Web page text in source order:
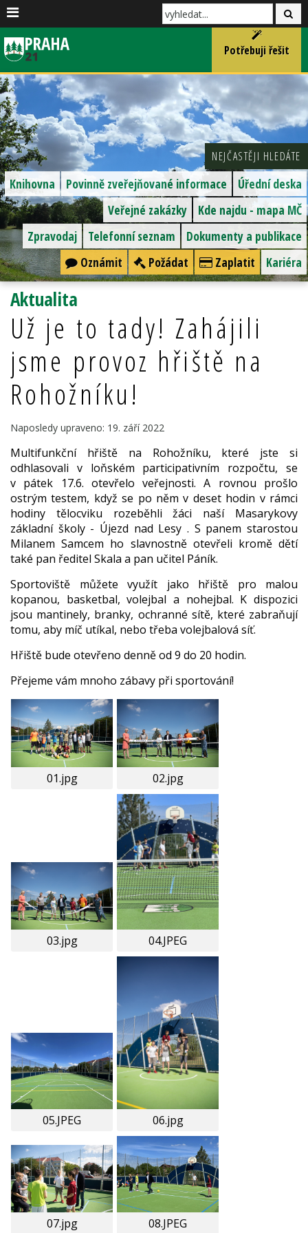
Potřebuji řešit
NEJČASTĚJI HLEDÁTE
Úřední deska
Povinně zveřejňované informace
Knihovna
Kde najdu - mapa MČ
Veřejné zakázky
Dokumenty a publikace
Telefonní seznam
Zpravodaj
Kariéra
Zaplatit
Požádat
Oznámit
Aktualita
Už je to tady! Zahájili
jsme provoz hřiště na
Rohožníku!
Naposledy upraveno: 19. září 2022
Multifunkční hřiště na Rohožníku, které jste si
odhlasovali v loňském participativním rozpočtu, se
v pátek 17.6. otevřelo veřejnosti. A rovnou prošlo
ostrým testem, když se po něm v deset hodin v rámci
hodiny tělocviku rozeběhli žáci naší Masarykovy
základní školy - Újezd nad Lesy . S panem starostou
Milanem Samcem ho slavnostně otevřeli kromě dětí
také pan ředitel Skala a pan učitel Páník.
Sportoviště můžete využít jako hřiště pro malou
kopanou, basketbal, volejbal a nohejbal. K dispozici
jsou mantinely, branky, ochranné sítě, které zabraňují
tomu, aby míč utíkal, nebo třeba volejbalová síť.
Hřiště bude otevřeno denně od 9 do 20 hodin.
Přejeme vám mnoho zábavy při sportování!
01.jpg 02.jpg
03.jpg 04.JPEG
05.JPEG 06.jpg
07.jpg 08.JPEG